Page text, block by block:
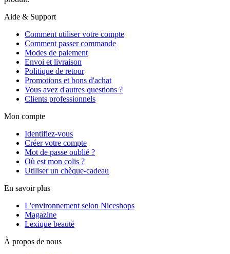
Aide & Support
Comment utiliser votre compte
Comment passer commande
Modes de paiement
Envoi et livraison
Politique de retour
Promotions et bons d'achat
Vous avez d'autres questions ?
Clients professionnels
Mon compte
Identifiez-vous
Créer votre compte
Mot de passe oublié ?
Où est mon colis ?
Utiliser un chèque-cadeau
En savoir plus
L'environnement selon Niceshops
Magazine
Lexique beauté
À propos de nous